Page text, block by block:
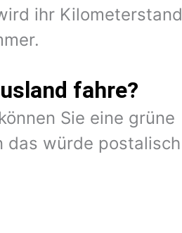
ihr Kilometerstand
fahre?
Sie eine grüne
das würde postalisch